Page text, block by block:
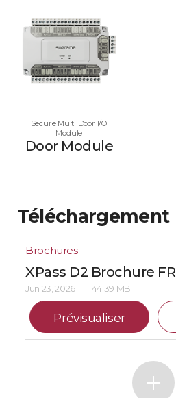
Secure Multi Door I/O
Module
Door Module
Téléchargement
Brochures
XPass D2 Brochure FR
Jun 23, 2026 44.39 MB
Prévisualiser